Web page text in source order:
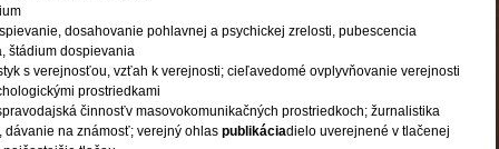
dosahovanie pohlavnej a psychickej zrelosti, pubescencia
štádium dospievania
s verejnosťou, vzťah k verejnosti; cieľavedomé ovplyvňovanie verejnosti
prostriedkami
činnosťv masovokomunikačných prostriedkoch; žurnalistika
dávanie na známosť; verejný ohlas publikáciadielo uverejnené v tlačenej